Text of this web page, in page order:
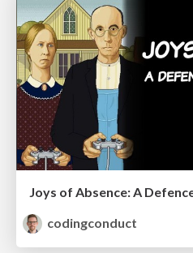
Joys of Absence: A
codingconduct